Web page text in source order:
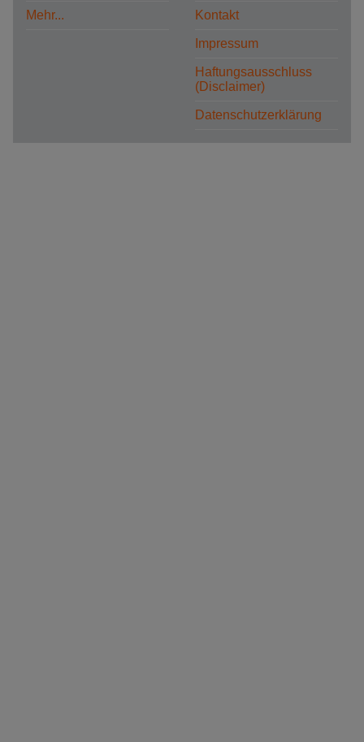
Mehr... Kontakt
Impressum
Haftungsausschluss
(Disclaimer)
Datenschutzerklärung